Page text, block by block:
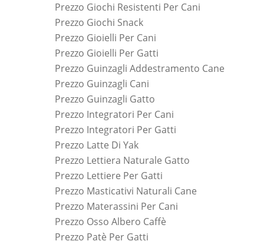
Prezzo Giochi Resistenti Per Cani
Prezzo Giochi Snack
Prezzo Gioielli Per Cani
Prezzo Gioielli Per Gatti
Prezzo Guinzagli Addestramento Cane
Prezzo Guinzagli Cani
Prezzo Guinzagli Gatto
Prezzo Integratori Per Cani
Prezzo Integratori Per Gatti
Prezzo Latte Di Yak
Prezzo Lettiera Naturale Gatto
Prezzo Lettiere Per Gatti
Prezzo Masticativi Naturali Cane
Prezzo Materassini Per Cani
Prezzo Osso Albero Caffè
Prezzo Patè Per Gatti